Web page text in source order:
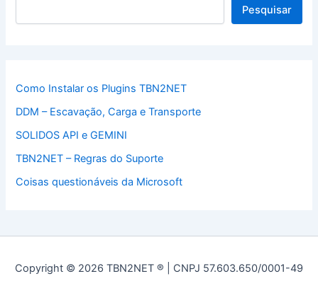
Pesquisar
Como Instalar os Plugins TBN2NET
DDM – Escavação, Carga e Transporte
SOLIDOS API e GEMINI
TBN2NET – Regras do Suporte
Coisas questionáveis da Microsoft
Copyright © 2026 TBN2NET ® | CNPJ 57.603.650/0001-49